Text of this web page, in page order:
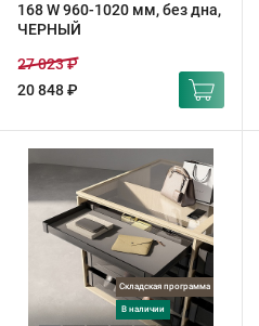
168 W 960-1020 мм, без дна,
ЧЕРНЫЙ
20 848 ₽
27 023 ₽
Складская программа
в наличии